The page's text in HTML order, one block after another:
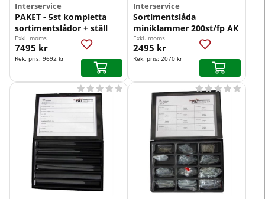
Interservice
PAKET - 5st kompletta
sortimentslådor + ställ
Exkl. moms
7495 kr
Rek. pris: 9692 kr
Interservice
Sortimentslåda
miniklammer 200st/fp AK
Exkl. moms
2495 kr
Rek. pris: 2070 kr
         